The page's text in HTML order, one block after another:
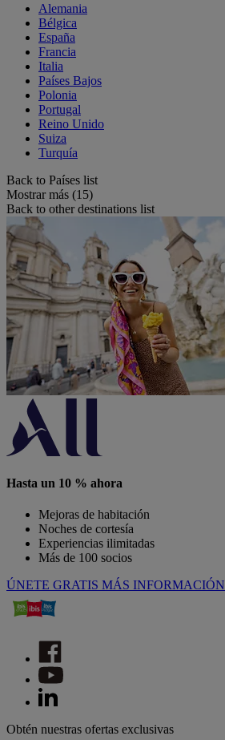
Alemania
Bélgica
España
Francia
Italia
Países Bajos
Polonia
Portugal
Reino Unido
Suiza
Turquía
Back to Países list
Mostrar más (15)
Back to other destinations list
Hasta un 10 % ahora
Mejoras de habitación
Noches de cortesía
Experiencias ilimitadas
Más de 100 socios
ÚNETE GRATIS MÁS INFORMACIÓN
Obtén nuestras ofertas exclusivas